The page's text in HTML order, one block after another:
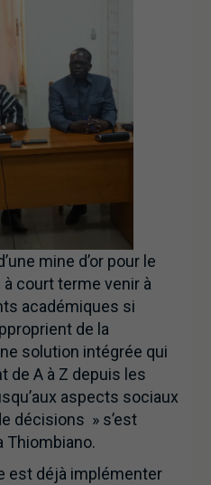
mine d’or pour le
court terme venir à
académiques si
de la
solution intégrée qui
de A à Z depuis les
aspects sociaux
décisions » s’est
Thiombiano.
est déjà implémenter